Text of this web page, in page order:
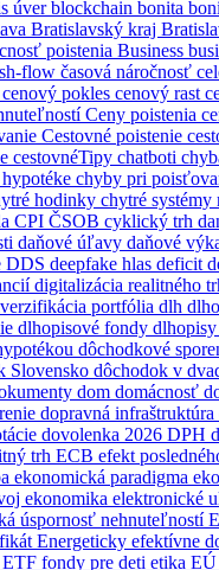
úverblockchain bonita
Bratislavský kraj
poistenia Business
flow časová náročnosť
cenový pokles cenový rast
Ceny poistenia
Cestovné poistenie
cestovnéTipy chatboti
chyby pri
hodinky chytré systémy
CPI ČSOB cyklický trh
daňové úľavy daňové
DDS deepfake hlas deficit
digitalizácia realitného
portfólia dlh
dlhopisové fondy dlhopisy
dôchodkové
Slovensko dôchodok v
dom domácnosť
dopravná infraštruktúra
dovolenka 2026 DPH
trh ECB efekt
ekonomická paradigma
ekonomika elektronické
úspornosť nehnuteľností
Energeticky efektívne
ETF fondy pre deti etika EÚ